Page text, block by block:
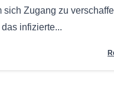
sich Zugang zu
infizierte...